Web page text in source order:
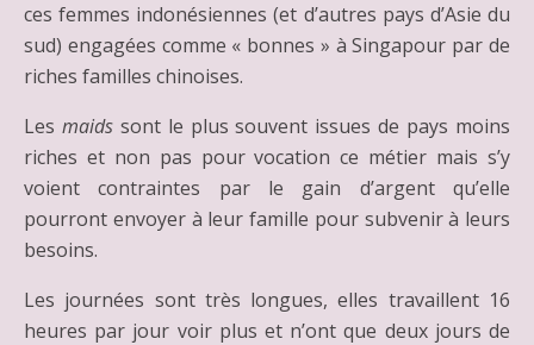
ces femmes indonésiennes (et d’autres pays d’Asie du
sud) engagées comme « bonnes » à Singapour par de
riches familles chinoises.
Les maidssont le plus souvent issues de pays moins
riches et non pas pour vocation ce métier mais s’y
voient contraintes par le gain d’argent qu’elle
pourront envoyer à leur famille pour subvenir à leurs
besoins.
Les journées sont très longues, elles travaillent 16
heures par jour voir plus et n’ont que deux jours de